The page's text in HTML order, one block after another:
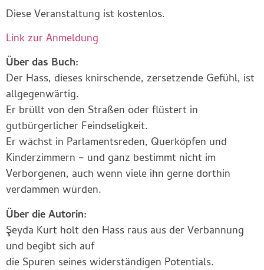
Diese Veranstaltung ist kostenlos.
Link zur Anmeldung
Über das Buch:
Der Hass, dieses knirschende, zersetzende Gefühl, ist
allgegenwärtig.
Er brüllt von den Straßen oder flüstert in
gutbürgerlicher Feindseligkeit.
Er wächst in Parlamentsreden, Querköpfen und
Kinderzimmern – und ganz bestimmt nicht im
Verborgenen, auch wenn viele ihn gerne dorthin
verdammen würden.
Über die Autorin:
Şeyda Kurt holt den Hass raus aus der Verbannung
und begibt sich auf
die Spuren seines widerständigen Potentials.